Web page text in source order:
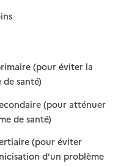
disponible
(pour éviter la
santé)
: disponible
: non disponible
(pour atténuer
de santé): disponible
: non disponible
(pour éviter
d'un problème